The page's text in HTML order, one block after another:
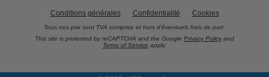
Conditions générales Confidentialité Cookies
Tous nos prix sont TVA comprise et hors d’éventuels frais de port.
This site is protected by reCAPTCHA and the Google Privacy Policy and
Terms of Service apply.